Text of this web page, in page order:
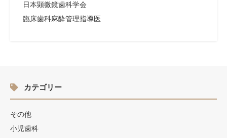
日本顕微鏡歯科学会
臨床歯科麻酔管理指導医
カテゴリー
その他
小児歯科